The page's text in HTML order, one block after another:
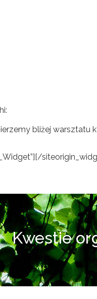
bliżej warsztatu
[/
Kwestie